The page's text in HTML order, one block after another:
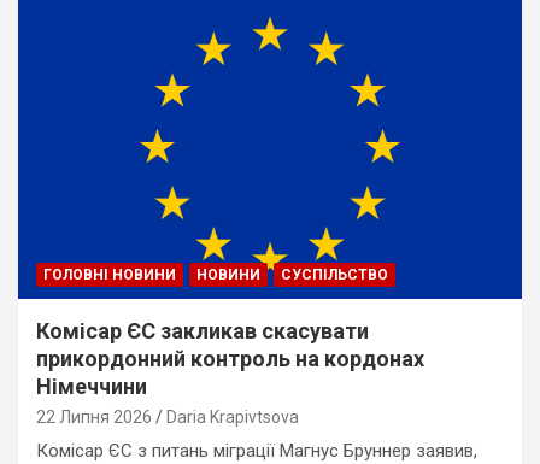
ГОЛОВНІ НОВИНИ НОВИНИ СУСПІЛЬСТВО
Комісар ЄС закликав скасувати
прикордонний контроль на кордонах
Німеччини
22 Липня 2026 Daria Krapivtsova
Комісар ЄС з питань міграції Магнус Бруннер заявив,